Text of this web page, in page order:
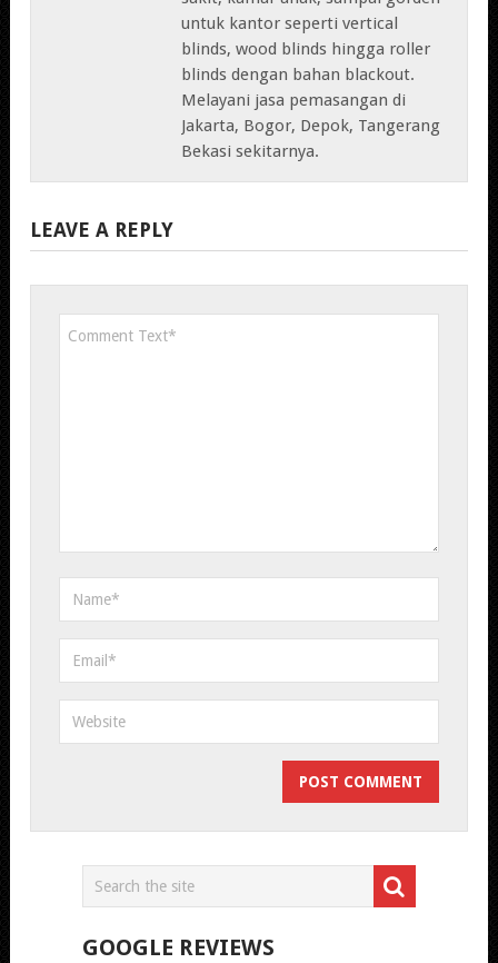
untuk kantor seperti vertical
blinds, wood blinds hingga roller
blinds dengan bahan blackout.
Melayani jasa pemasangan di
Jakarta, Bogor, Depok, Tangerang
Bekasi sekitarnya.
LEAVE A REPLY
GOOGLE REVIEWS